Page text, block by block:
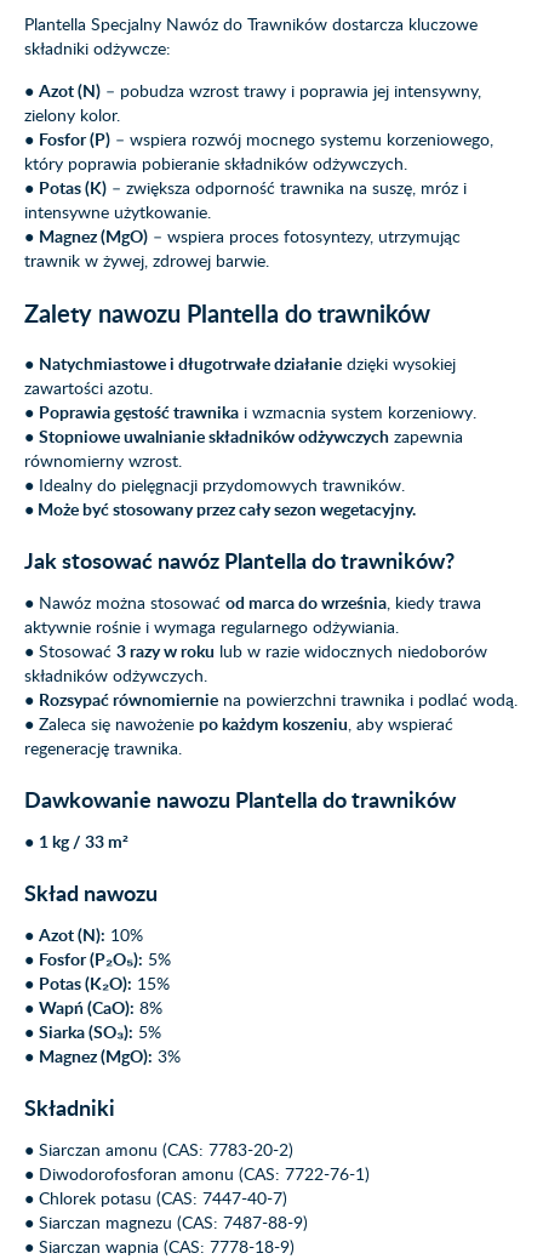
Plantella Specjalny Nawóz do Trawników dostarcza kluczowe
składniki odżywcze:
● Azot (N) – pobudza wzrost trawy i poprawia jej intensywny,
zielony kolor.
● Fosfor (P) – wspiera rozwój mocnego systemu korzeniowego,
który poprawia pobieranie składników odżywczych.
● Potas (K) – zwiększa odporność trawnika na suszę, mróz i
intensywne użytkowanie.
● Magnez (MgO) – wspiera proces fotosyntezy, utrzymując
trawnik w żywej, zdrowej barwie.
Zalety nawozu Plantella do trawników
● Natychmiastowe i długotrwałe działanie dzięki wysokiej
zawartości azotu.
● Poprawia gęstość trawnika i wzmacnia system korzeniowy.
● Stopniowe uwalnianie składników odżywczych zapewnia
równomierny wzrost.
● Idealny do pielęgnacji przydomowych trawników.
● Może być stosowany przez cały sezon wegetacyjny.
Jak stosować nawóz Plantella do trawników?
● Nawóz można stosować od marca do września , kiedy trawa
aktywnie rośnie i wymaga regularnego odżywiania.
● Stosować 3 razy w roku lub w razie widocznych niedoborów
składników odżywczych.
● Rozsypać równomiernie na powierzchni trawnika i podlać wodą.
● Zaleca się nawożenie po każdym koszeniu , aby wspierać
regenerację trawnika.
Dawkowanie nawozu Plantella do trawników
● 1 kg / 33 m²
Skład nawozu
● Azot (N): 10%
● Fosfor (P₂O₅): 5%
● Potas (K₂O): 15%
● Wapń (CaO): 8%
● Siarka (SO₃): 5%
● Magnez (MgO): 3%
Składniki
● Siarczan amonu (CAS: 7783-20-2)
● Diwodorofosforan amonu (CAS: 7722-76-1)
● Chlorek potasu (CAS: 7447-40-7)
● Siarczan magnezu (CAS: 7487-88-9)
● Siarczan wapnia (CAS: 7778-18-9)